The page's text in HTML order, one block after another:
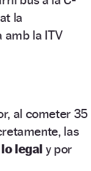
la
amb la ITV
al cometer 35
las
legal y por